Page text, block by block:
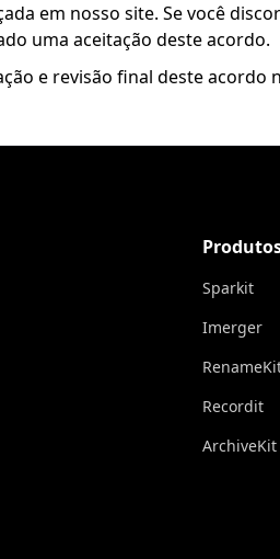
em nosso site. Se você
uma aceitação deste acordo.
e revisão final deste acordo
Sparkit
Imerger
Recordit
ArchiveKit